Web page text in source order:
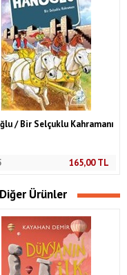
/ Bir Selçuklu Kahramanı
165,00TL
Diğer Ürünler